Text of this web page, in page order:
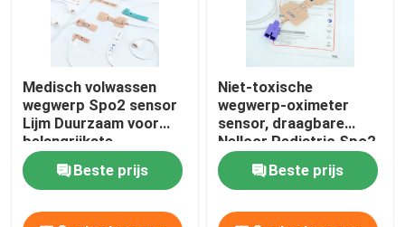
Medisch volwassen
wegwerp Spo2 sensor
Lijm Duurzaam voor
belangrijkste
merkmonitors
Beste prijs
Niet-toxische
wegwerp-oximeter
sensor, draagbare
Nellcor Pediatric Spo2
sensor.
Beste prijs